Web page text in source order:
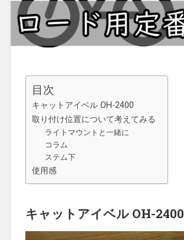
目次
キャットアイベル OH-2400
取り付け位置について考えてみる
ライトマウントと一緒に
コラム
ステム下
使用感
キャットアイベル OH-2400